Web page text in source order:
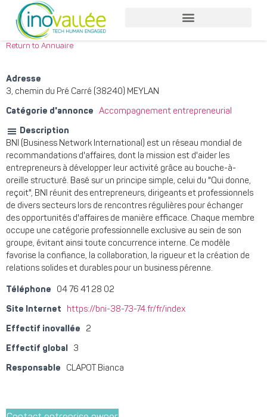
Return to Annuaire
Adresse
3, chemin du Pré Carré (38240) MEYLAN
Catégorie d'annonce Accompagnement entrepreneurial
Description
BNI (Business Network International) est un réseau mondial de
recommandations d'affaires, dont la mission est d'aider les
entrepreneurs à développer leur activité grâce au bouche-à-
oreille structuré. Basé sur un principe simple, celui du "Qui donne,
reçoit", BNI réunit des entrepreneurs, dirigeants et professionnels
de divers secteurs lors de rencontres régulières pour échanger
des opportunités d'affaires de manière efficace. Chaque membre
occupe une catégorie professionnelle exclusive au sein de son
groupe, évitant ainsi toute concurrence interne. Ce modèle
favorise la confiance, la collaboration, la rigueur et la création de
relations solides et durables pour un business pérenne.
Téléphone 04 76 41 28 02
Site Internet https://bni-38-73-74.fr/fr/index
Effectif inovallée 2
Effectif global 3
Responsable CLAPOT Bianca